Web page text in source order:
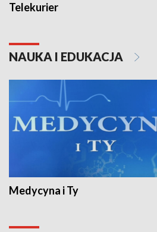
Telekurier
NAUKA I EDUKACJA
Medycyna i Ty